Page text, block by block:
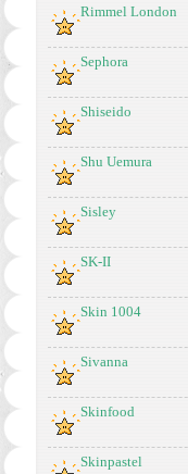
Rimmel London
Sephora
Shiseido
Shu Uemura
Sisley
SK-II
Skin 1004
Sivanna
Skinfood
Skinpastel